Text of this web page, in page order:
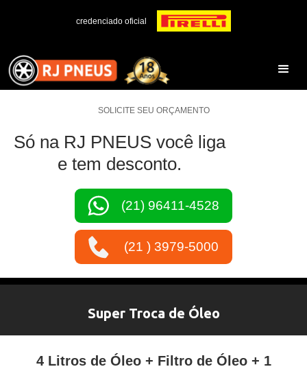
credenciado oficial
SOLICITE SEU ORÇAMENTO
Só na RJ PNEUS você liga
e tem desconto.
(21) 96411-4528
(21 ) 3979-5000
Super Troca de Óleo
4 Litros de Óleo + Filtro de Óleo + 1